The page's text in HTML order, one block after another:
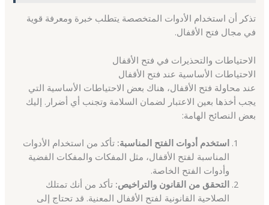
تذكر أن استخدام الأدوات المتخصصة يتطلب خبرة ومعرفة قوية
في مجال فتح الأقفال.
الاحتياطات والتحذيرات في فتح الأقفال
الاحتياطات الأساسية عند فتح الأقفال
عند محاولة فتح الأقفال، هناك بعض الاحتياطات الأساسية التي
يجب أخذها بعين الاعتبار لضمان السلامة وتجنب أي أضرار. إليك
بعض النصائح الهامة:
استخدم أدوات الفتح المناسبة: تأكد من استخدام الأدوات
المناسبة لفتح الأقفال، مثل المفكات والمفكات الفضية
وأدوات الفتح الخاصة.
التحقق من القانون والتراخيص: تأكد من أنك تمتلك
الصلاحية القانونية لفتح الأقفال المعنية. قد تحتاج إلى